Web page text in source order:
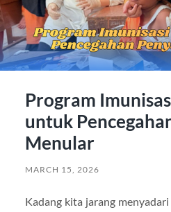
Program
untuk
Menular
MARCH 15, 2026
Kadang kita jarang